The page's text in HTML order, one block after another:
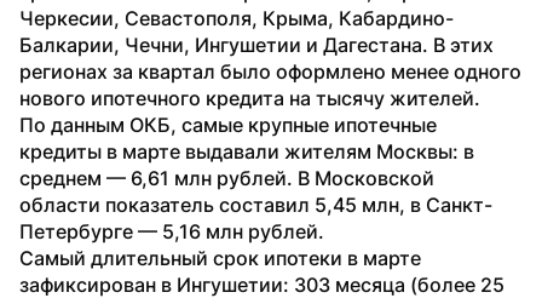
Черкесии, Севастополя, Крыма, Кабардино-
Балкарии, Чечни, Ингушетии и Дагестана. В этих
регионах за квартал было оформлено менее одного
нового ипотечного кредита на тысячу жителей.
По данным ОКБ, самые крупные ипотечные
кредиты в марте выдавали жителям Москвы: в
среднем — 6,61 млн рублей. В Московской
области показатель составил 5,45 млн, в Санкт-
Петербурге — 5,16 млн рублей.
Самый длительный срок ипотеки в марте
зафиксирован в Ингушетии: 303 месяца (более 25